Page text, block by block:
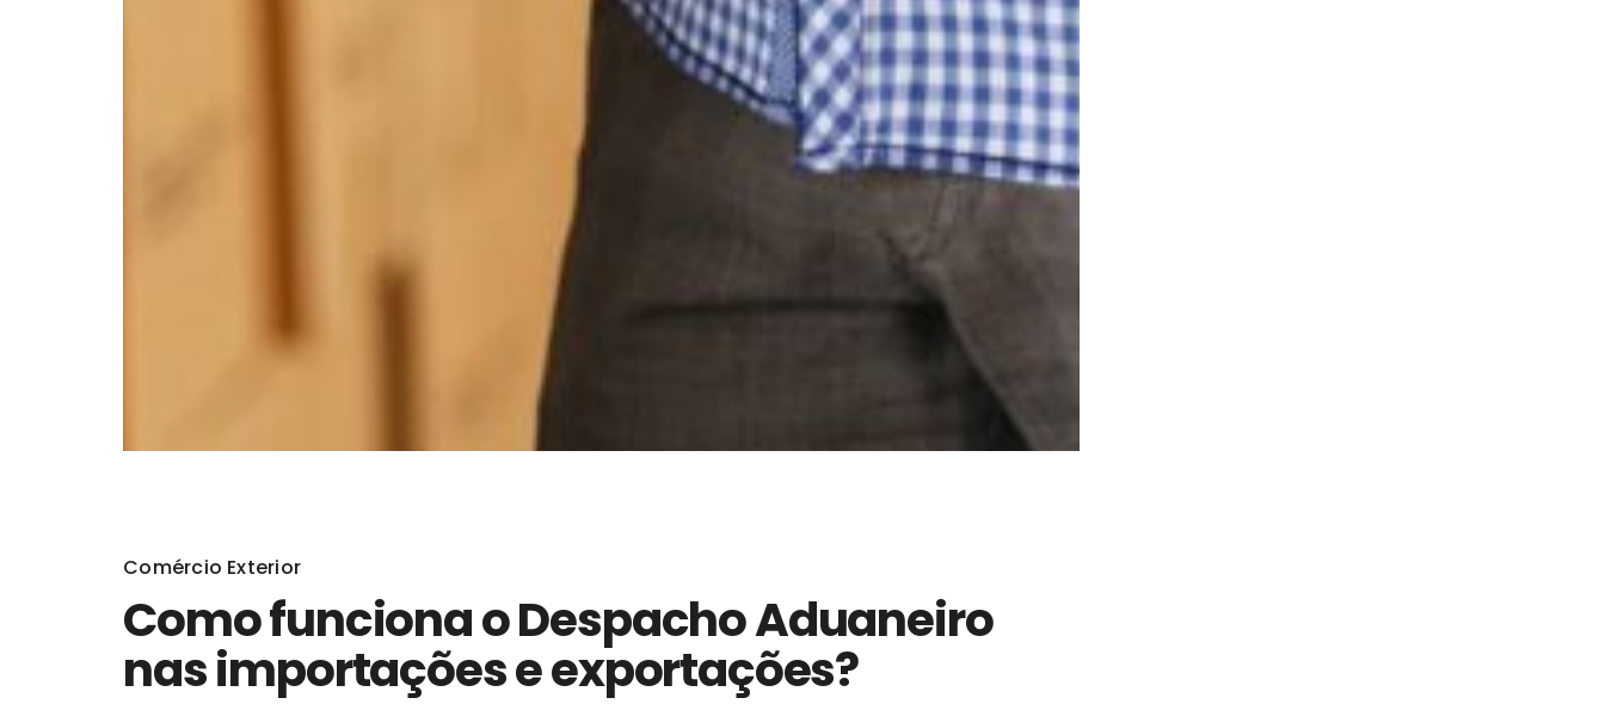
Comércio Exterior
Como funciona o Despacho Aduaneiro
nas importações e exportações?